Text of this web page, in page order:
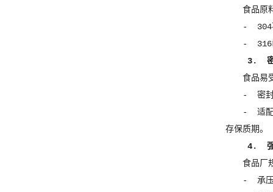
食品原
- 304
- 316L
3. 密
食品易
- 密封
- 适配
存保质期。
4. 强
食品厂
- 承压